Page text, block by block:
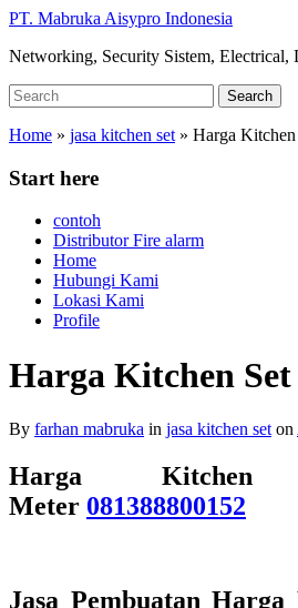
Skip
main
PT. Mabruka Aisypro Indonesia
Networking, Security Sistem, Electrical,
Search
for:
Search
Home » jasa kitchen set » Harga
Start here
contoh
Distributor Fire alarm
Home
Hubungi Kami
Lokasi Kami
Profile
Harga Kitchen
By farhan mabruka in jasa kitchen set on
Harga
Meter 081388800152
Jasa Pembuatan